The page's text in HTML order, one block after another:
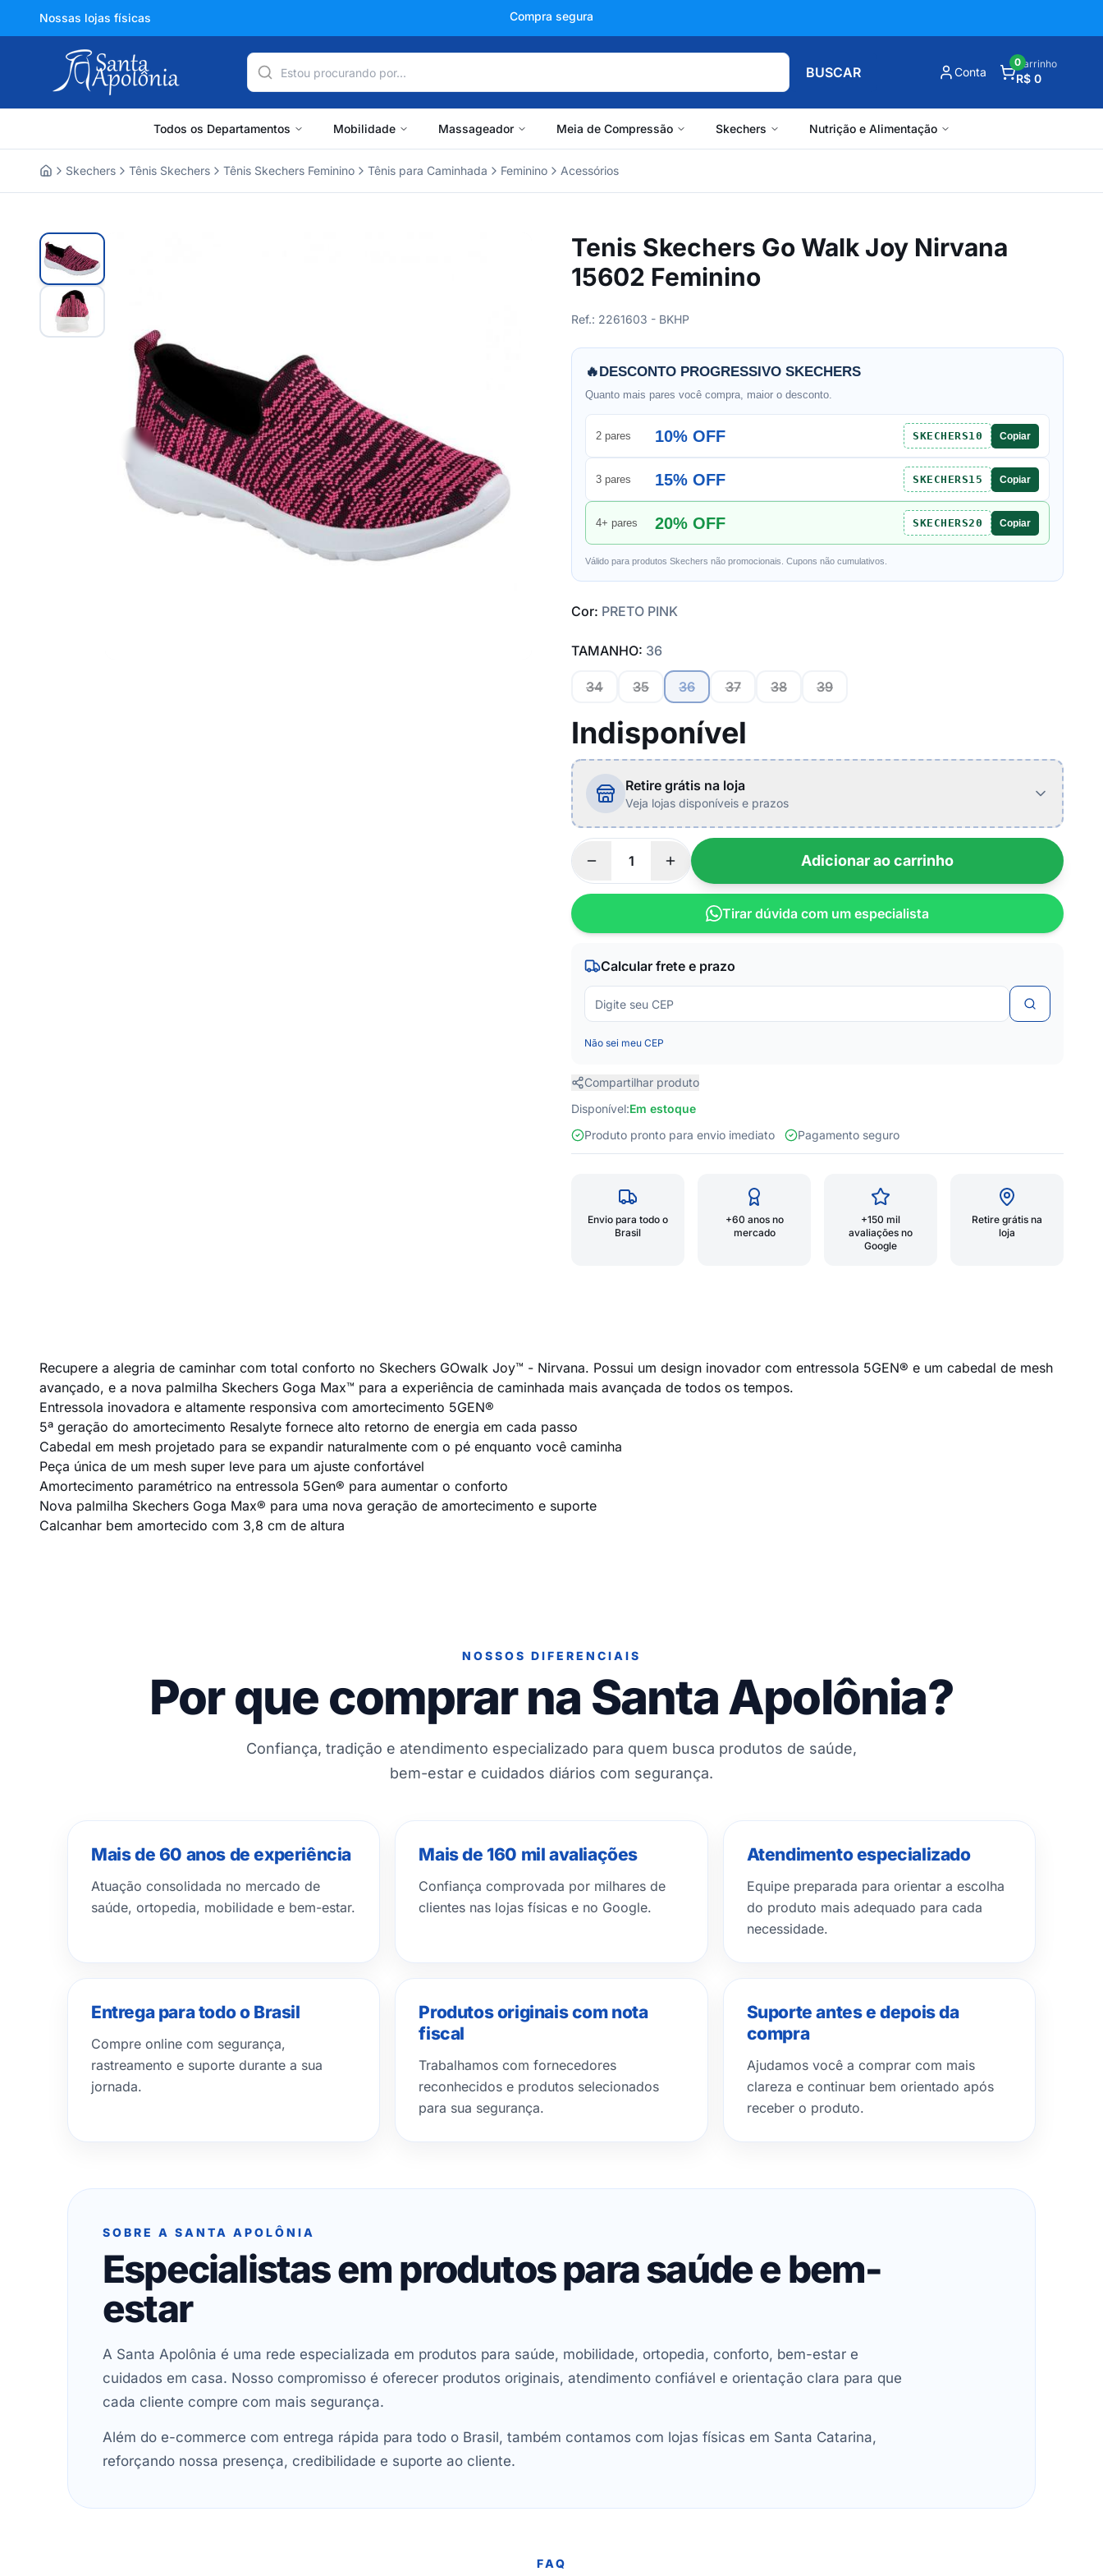
Nossas lojas físicas +150 mil avaliações
BUSCAR Conta
Carrinho
R$ 0
0
Todos os Departamentos Mobilidade Massageador Meia de Compressão Skechers Nutrição e Alimentação
Skechers Tênis Skechers Tênis Skechers Feminino Tênis para Caminhada Feminino Acessórios
Tenis Skechers Go Walk Joy Nirvana
15602 Feminino
Ref.: 2261603 - BKHP
🔥DESCONTO PROGRESSIVO SKECHERS
Quanto mais pares você compra, maior o desconto.
2 pares 10% OFF SKECHERS10 Copiar
3 pares 15% OFF SKECHERS15 Copiar
4+ pares 20% OFF SKECHERS20 Copiar
Válido para produtos Skechers não promocionais. Cupons não cumulativos.
Cor: PRETO PINK
TAMANHO: 36
34 35 36 37 38 39
Indisponível
Retire grátis na loja
Veja lojas disponíveis e prazos
Adicionar ao carrinho
Tirar dúvida com um especialista
Calcular frete e prazo
Não sei meu CEP
Compartilhar produto
Disponível:Em estoque
Produto pronto para envio imediato
Pagamento seguro
Envio para todo o
Brasil
+60 anos no
mercado
+150 mil
avaliações no
Google
Retire grátis na
loja
Recupere a alegria de caminhar com total conforto no Skechers GOwalk Joy™ - Nirvana. Possui um design inovador com entressola 5GEN® e um cabedal de mesh
avançado, e a nova palmilha Skechers Goga Max™ para a experiência de caminhada mais avançada de todos os tempos.
Entressola inovadora e altamente responsiva com amortecimento 5GEN®
5ª geração do amortecimento Resalyte fornece alto retorno de energia em cada passo
Cabedal em mesh projetado para se expandir naturalmente com o pé enquanto você caminha
Peça única de um mesh super leve para um ajuste confortável
Amortecimento paramétrico na entressola 5Gen® para aumentar o conforto
Nova palmilha Skechers Goga Max® para uma nova geração de amortecimento e suporte
Calcanhar bem amortecido com 3,8 cm de altura
NOSSOS DIFERENCIAIS
Por que comprar na Santa Apolônia?
Confiança, tradição e atendimento especializado para quem busca produtos de saúde,
bem-estar e cuidados diários com segurança.
Mais de 60 anos de experiência
Atuação consolidada no mercado de
saúde, ortopedia, mobilidade e bem-estar.
Mais de 160 mil avaliações
Confiança comprovada por milhares de
clientes nas lojas físicas e no Google.
Atendimento especializado
Equipe preparada para orientar a escolha
do produto mais adequado para cada
necessidade.
Entrega para todo o Brasil
Compre online com segurança,
rastreamento e suporte durante a sua
jornada.
Produtos originais com nota
fiscal
Trabalhamos com fornecedores
reconhecidos e produtos selecionados
para sua segurança.
Suporte antes e depois da
compra
Ajudamos você a comprar com mais
clareza e continuar bem orientado após
receber o produto.
SOBRE A SANTA APOLÔNIA
Especialistas em produtos para saúde e bem-
estar
A Santa Apolônia é uma rede especializada em produtos para saúde, mobilidade, ortopedia, conforto, bem-estar e
cuidados em casa. Nosso compromisso é oferecer produtos originais, atendimento confiável e orientação clara para que
cada cliente compre com mais segurança.
Além do e-commerce com entrega rápida para todo o Brasil, também contamos com lojas físicas em Santa Catarina,
reforçando nossa presença, credibilidade e suporte ao cliente.
FAQ